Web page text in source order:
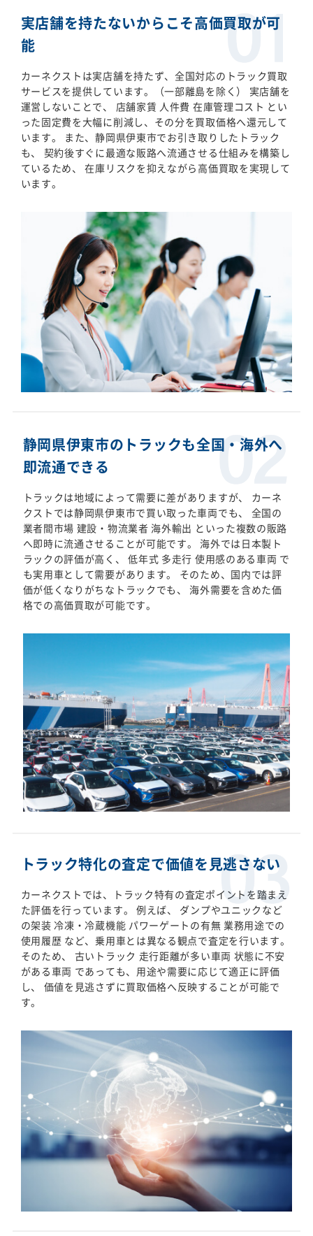
実店舗を持たないからこそ高価買取が可
能
カーネクストは実店舗を持たず、全国対応のトラック買取
サービスを提供しています。（一部離島を除く） 実店舗を
運営しないことで、 店舗家賃 人件費 在庫管理コスト とい
った固定費を大幅に削減し、その分を買取価格へ還元して
います。 また、静岡県伊東市でお引き取りしたトラック
も、 契約後すぐに最適な販路へ流通させる仕組みを構築し
ているため、 在庫リスクを抑えながら高価買取を実現して
います。
静岡県伊東市のトラックも全国・海外へ
即流通できる
トラックは地域によって需要に差がありますが、 カーネ
クストでは静岡県伊東市で買い取った車両でも、 全国の
業者間市場 建設・物流業者 海外輸出 といった複数の販路
へ即時に流通させることが可能です。 海外では日本製ト
ラックの評価が高く、 低年式 多走行 使用感のある車両 で
も実用車として需要があります。 そのため、国内では評
価が低くなりがちなトラックでも、 海外需要を含めた価
格での高価買取が可能です。
トラック特化の査定で価値を見逃さない
カーネクストでは、トラック特有の査定ポイントを踏まえ
た評価を行っています。 例えば、 ダンプやユニックなど
の架装 冷凍・冷蔵機能 パワーゲートの有無 業務用途での
使用履歴 など、乗用車とは異なる観点で査定を行います。
そのため、 古いトラック 走行距離が多い車両 状態に不安
がある車両 であっても、用途や需要に応じて適正に評価
し、 価値を見逃さずに買取価格へ反映することが可能で
す。